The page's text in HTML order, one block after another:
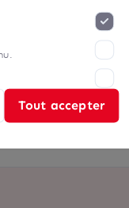
situés Rue Fulton
normes.
Tout accepter